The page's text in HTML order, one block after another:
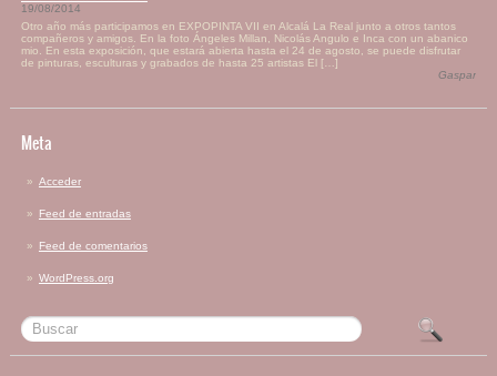
19/08/2014
Otro año más participamos en EXPOPINTA VII en Alcalá La Real junto a otros tantos
compañeros y amigos. En la foto Ángeles Millan, Nicolás Angulo e Inca con un abanico
mio. En esta exposición, que estará abierta hasta el 24 de agosto, se puede disfrutar
de pinturas, esculturas y grabados de hasta 25 artistas El […]
Gaspar
Meta
Acceder
Feed de entradas
Feed de comentarios
WordPress.org